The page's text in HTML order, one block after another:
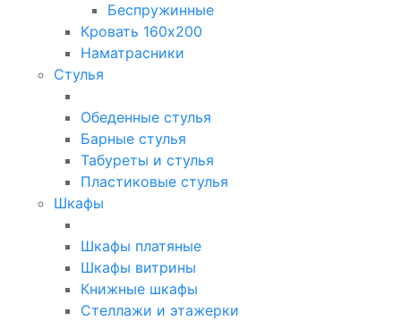
Беспружинные
Кровать 160х200
Наматрасники
Стулья
Обеденные стулья
Барные стулья
Табуреты и стулья
Пластиковые стулья
Шкафы
Шкафы платяные
Шкафы витрины
Книжные шкафы
Стеллажи и этажерки